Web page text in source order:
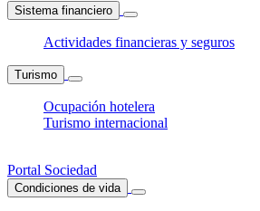
Sistema financiero
Actividades financieras y seguros
Turismo
Ocupación hotelera
Turismo internacional
Portal Sociedad
Condiciones de vida